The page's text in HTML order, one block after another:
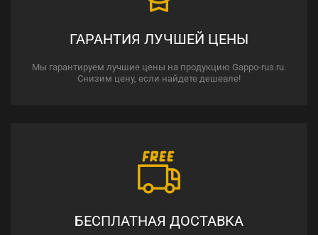
ГАРАНТИЯ ЛУЧШЕЙ ЦЕНЫ
Мы гарантируем лучшие цены на продукцию Gappo-rus.ru.
Снизим цену, если найдете дешевле!
БЕСПЛАТНАЯ ДОСТАВКА